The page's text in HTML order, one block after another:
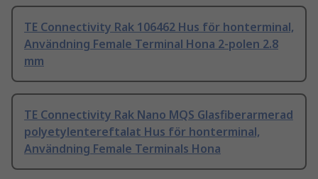
TE Connectivity Rak 106462 Hus för honterminal,
Användning Female Terminal Hona 2-polen 2.8
mm
TE Connectivity Rak Nano MQS Glasfiberarmerad
polyetylentereftalat Hus för honterminal,
Användning Female Terminals Hona